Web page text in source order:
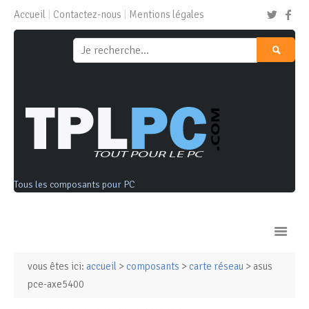
Accueil Contactez-nous Mentions légales
Tous les composants pour PC
Ordinateurs & Tablettes
vous êtes ici: accueil > composants > carte réseau > asus
pce-axe5400